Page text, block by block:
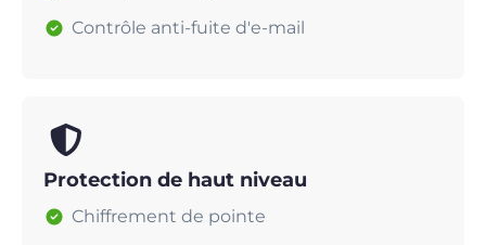
Contrôle anti-fuite d'e-mail
Protection de haut niveau
Chiffrement de pointe